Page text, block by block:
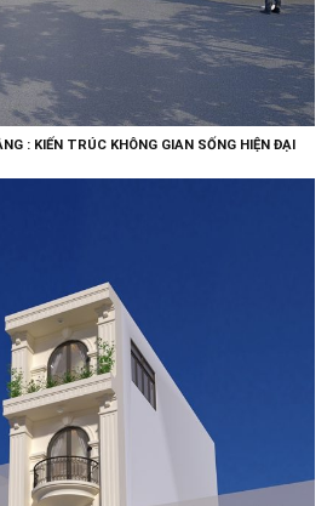
: KIẾN TRÚC KHÔNG GIAN SỐNG HIỆN ĐẠI